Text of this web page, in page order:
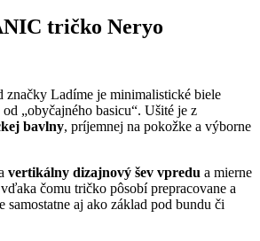
tričko Neryo
značky Ladíme je minimalistické biele
„obyčajného basicu“. Ušité je z
bavlny, príjemnej na pokožke a výborne
vertikálny dizajnový šev vpredu a mierne
čomu tričko pôsobí prepracovane a
samostatne aj ako základ pod bundu či